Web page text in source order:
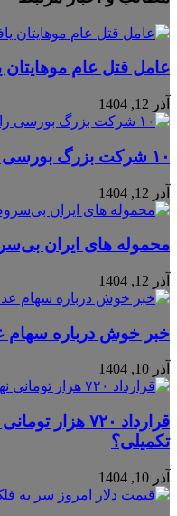
عامل قتل عام
آذر 12, 1404
۱۰ شرکت بزرگ بورسی را بشناسید + جدول
آذر 12, 1404
محموله‌ های ایران
آذر 12, 1404
خبر خوش درباره سهام
آذر 10, 1404
قرارداد ۷۲۰
تکمیلی؟
آذر 10, 1404